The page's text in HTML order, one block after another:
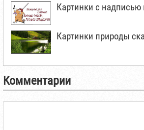
Картинки с надписью
Картинки природы
Комментарии